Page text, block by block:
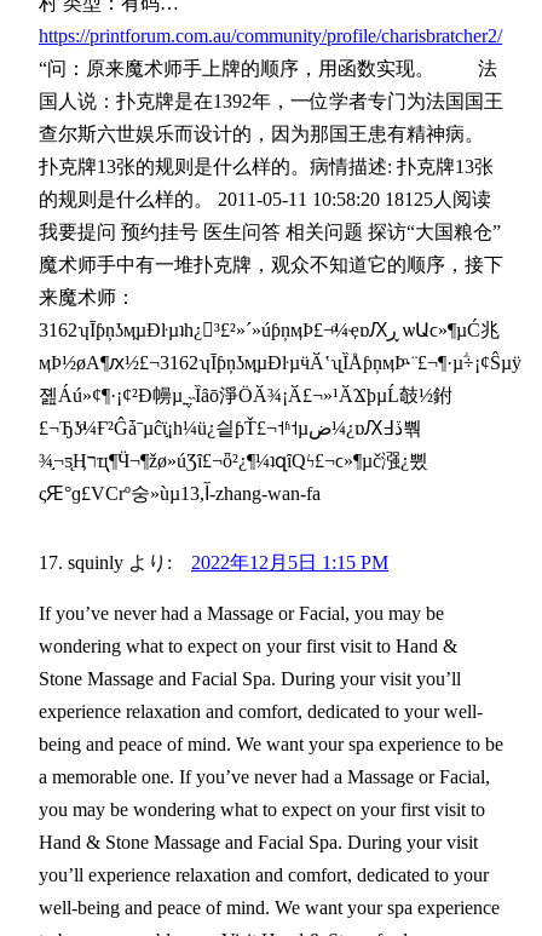
https://printforum.com.au/community/profile/charisbratcher2/
“问：原来魔术师手上牌的顺序，用函数实现。 法
国人说：扑克牌是在1392年，一位学者专门为法国国王
查尔斯六世娱乐而设计的，因为那国王患有精神病。
扑克牌13张的规则是什么样的。病情描述: 扑克牌13张
的规则是什么样的。 2011-05-11 10:58:20 18125人阅读
我要提问 预约挂号 医生问答 相关问题 探访“大国粮仓”
魔术师手中有一堆扑克牌，观众不知道它的顺序，接下
来魔术师：
3162ʮĪƥņʖӎֵµÐŀµʇһ¿³£²»´»úƥņӎϷ£¬ͦ¼ҿɒԔڕ ѡԱϲ»¶µĆ兆
ӎϷ½øА¶ԕ½£¬3162ʮĪƥņʖӎֵµÐŀµӵӐʽʮ֖ȈÅƥņӎϷͦ·¨£¬¶·µؖ÷¡¢Ŝµÿ
졢Áú»¢¶·¡¢²Ɖ㡢µ݆˿˵Ȉȃō淨ӦӐ¾¡Ӑ£¬»¹ӐϪϸµĹ攲½鉜
£¬Ђʖͦ¼Ғ²Ĝǡˉµĉϊ֣¡һ¼ü¿싙ƥŤ£¬˦ʱ˦µض¼¿ɒԔڏ߃뿪
¾֣¬ƽ̨Ӊרҵͅ¶Ӵ¬¶žø»úƷȋ£¬ȫ²¿¶¼ʇզȋԚϟ£¬ϲ»¶µč漒¿쀴
ςԘ°ɡ£VCrº숭»ùµآ,13-zhang-wan-fa
squinly より: 2022年12月5日 1:15 PM
If you’ve never had a Massage or Facial, you may be
wondering what to expect on your first visit to Hand &
Stone Massage and Facial Spa. During your visit you’ll
experience relaxation and comfort, dedicated to your well-
being and peace of mind. We want your spa experience to be
a memorable one. If you’ve never had a Massage or Facial,
you may be wondering what to expect on your first visit to
Hand & Stone Massage and Facial Spa. During your visit
you’ll experience relaxation and comfort, dedicated to your
well-being and peace of mind. We want your spa experience